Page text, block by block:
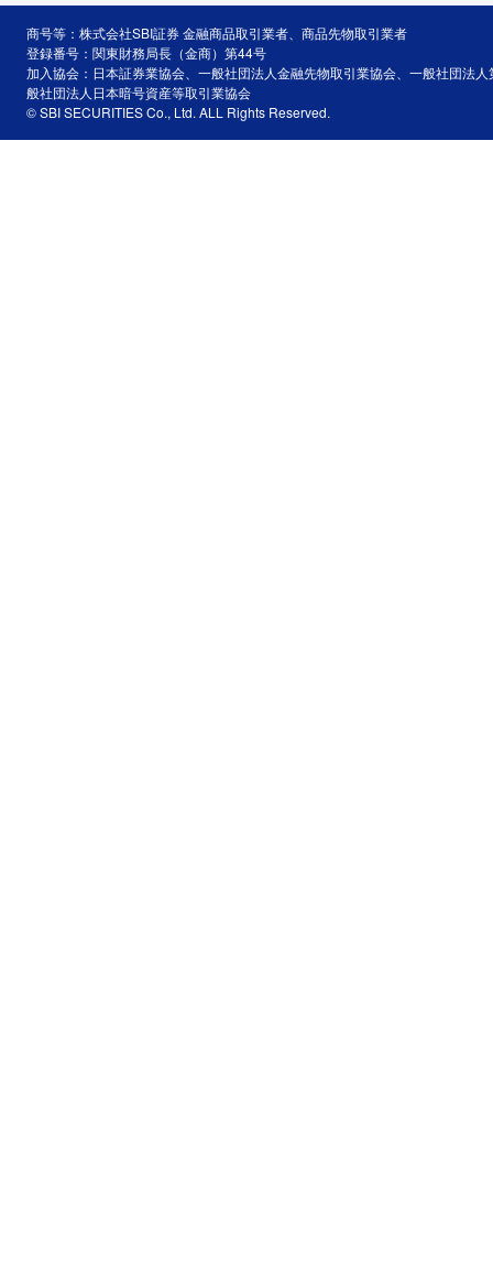
商号等：株式会社SBI証券 金融商品取引業者、商品先物取引業者
登録番号：関東財務局長（金商）第44号
加入協会：日本証券業協会、一般社団法人金融先物取引業協会、一般社団法
般社団法人日本暗号資産等取引業協会
© SBI SECURITIES Co., Ltd. ALL Rights Reserved.